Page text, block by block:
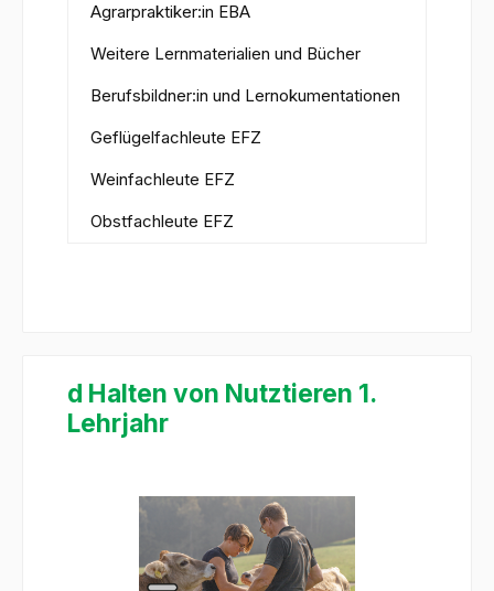
Agrarpraktiker:in EBA
Weitere Lernmaterialien und Bücher
Berufsbildner:in und Lernokumentationen
Geflügelfachleute EFZ
Weinfachleute EFZ
Obstfachleute EFZ
d Halten von Nutztieren 1.
Lehrjahr
Bildergalerie überspringen